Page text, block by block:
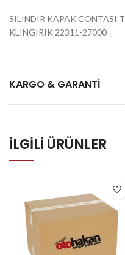
SILINDIR KAPAK CONTASI
KLINGIRIK 22311-27000
KARGO & GARANTI
İLGILI ÜRÜNLER